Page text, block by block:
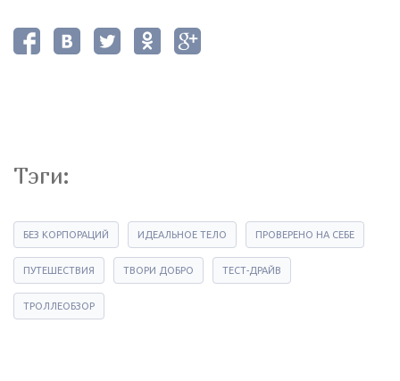
Тэги:
БЕЗ КОРПОРАЦИЙ ИДЕАЛЬНОЕ ТЕЛО ПРОВЕРЕНО НА СЕБЕ
ПУТЕШЕСТВИЯ ТВОРИ ДОБРО ТЕСТ-ДРАЙВ
ТРОЛЛЕОБЗОР